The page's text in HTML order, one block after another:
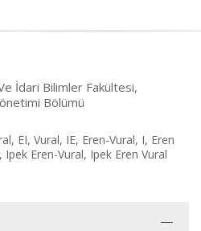
İdari Bilimler Fakültesi,
Bölümü
EI, Vural, IE, Eren-Vural, I, Eren
Eren-Vural, Ipek Eren Vural